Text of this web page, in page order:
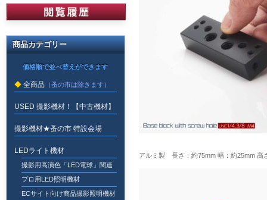
アルミ製 長さ：約75mm 幅：約25mm 高
商品カテゴリー
全商品
USED 撮影機材！【中古機材】
撮影機材★蚤の市 特設会場
LEDライト機材
撮影用高演色「LED電球」関連
プロ用LED照明機材
ECサイト向け商品撮影照明機材